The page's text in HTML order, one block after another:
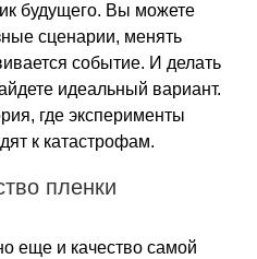
будущего. Вы можете
сценарии, менять
событие. И делать
идеальный вариант.
где эксперименты
к катастрофам.
пленки
еще и качество самой